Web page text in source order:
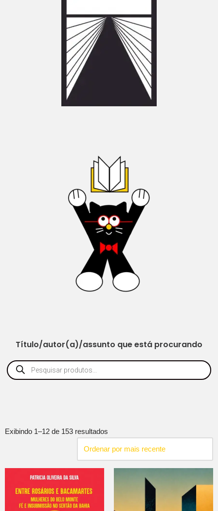
Título/autor(a)/assunto que está procurando
Exibindo 1–12 de 153 resultados